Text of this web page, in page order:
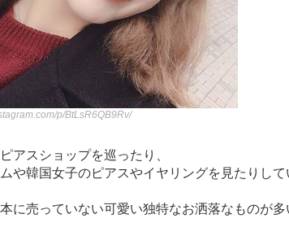
p/BtLsR6QB9Rv/
アスショップを巡ったり、
や韓国女子のピアスやイヤリングを見たりして
に売っていない可愛い独特なお洒落なものが多